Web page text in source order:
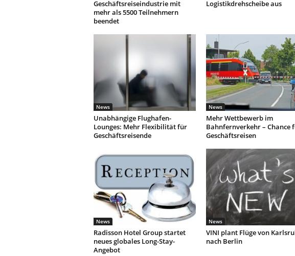
Geschäftsreiseindustrie mit
mehr als 5500 Teilnehmern
beendet
Logistikdrehscheibe aus
News
Unabhängige Flughafen-
Lounges: Mehr Flexibilität für
Geschäftsreisende
News
Mehr Wettbewerb im
Bahnfernverkehr – Chance
Geschäftsreisen
News
Radisson Hotel Group startet
neues globales Long-Stay-
Angebot
News
VINI plant Flüge von
nach Berlin